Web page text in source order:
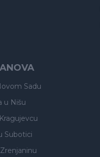
Sadu
u Nišu
Subotici